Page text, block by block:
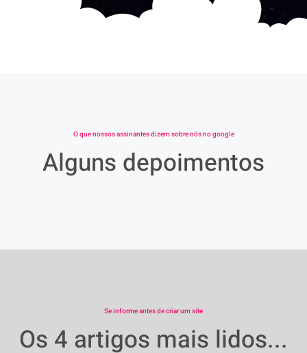
O que nossos assinantes dizem sobre nós no google
Alguns depoimentos
Se informe antes de criar um site
Os 4 artigos mais lidos...